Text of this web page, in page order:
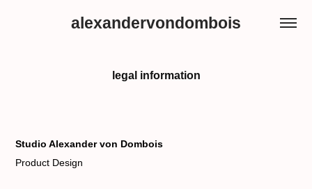
alexandervondombois
legal information
Studio Alexander von Dombois
Product Design